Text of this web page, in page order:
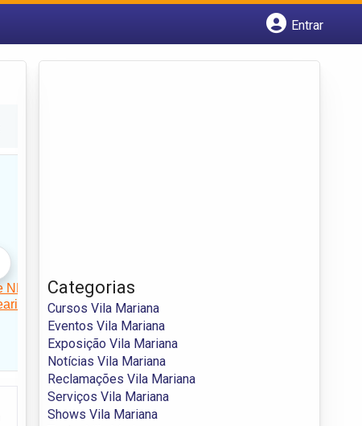
Entrar
Categorias
Cursos Vila Mariana
Eventos Vila Mariana
Exposição Vila Mariana
Notícias Vila Mariana
Reclamações Vila Mariana
Serviços Vila Mariana
Shows Vila Mariana